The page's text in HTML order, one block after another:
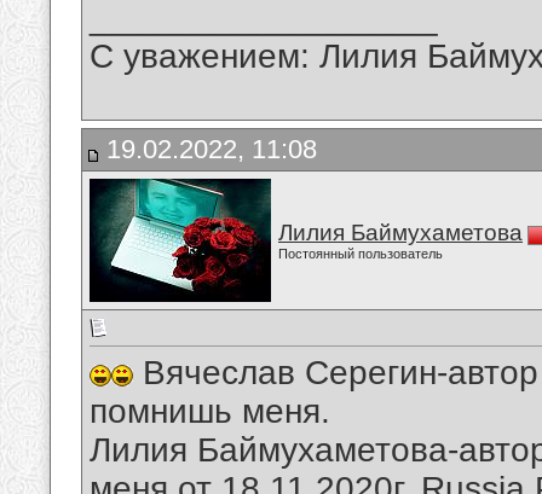
С уважением: Лилия
19.02.2022, 11:08
Лилия Баймухаметова
Постоянный пользователь
Вячеслав Серегин-
помнишь меня.
Лилия Баймухаметова-